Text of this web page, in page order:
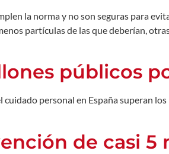
la norma y no son seguras para
partículas de las que deberían,
públicos
personal en España superan
de casi